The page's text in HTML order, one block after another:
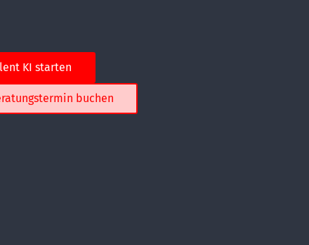
KI starten
buchen